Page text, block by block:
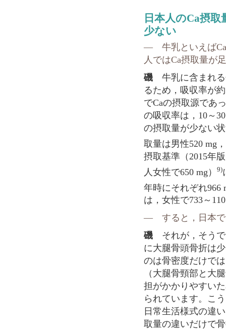
日本人のCa摂
少ない
― 牛乳といえばCa
人ではCa摂取量が
磯 牛乳に含まれ
るため，吸収率が
でCaの摂取源であ
の吸収率は，10～
の摂取量が少ない
取量は男性520 mg
摂取基準（2015年
人女性で650 mg）
9)
年時にそれぞれ966
は，女性で733～
― すると，日本で
磯 それが，そう
に大腿骨頭骨折は
のは骨密度だけで
（大腿骨頸部と大
担がかかりやすい
られています。こ
日常生活様式の違
取量の違いだけで